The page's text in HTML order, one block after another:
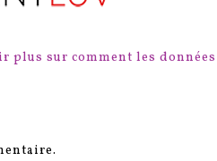
plus sur comment les données